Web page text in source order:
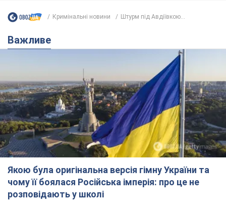
Кримінальні новини Штурм під Авдіївкою...
Важливе
Якою була оригінальна версія гімну України та
чому її боялася Російська імперія: про це не
розповідають у школі